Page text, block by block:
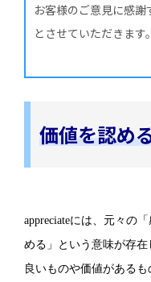
お客様のご意見に感
とさせていただきます。
価値を認め
appreciateには、元々の
める」という意味が存在
良いものや価値がある